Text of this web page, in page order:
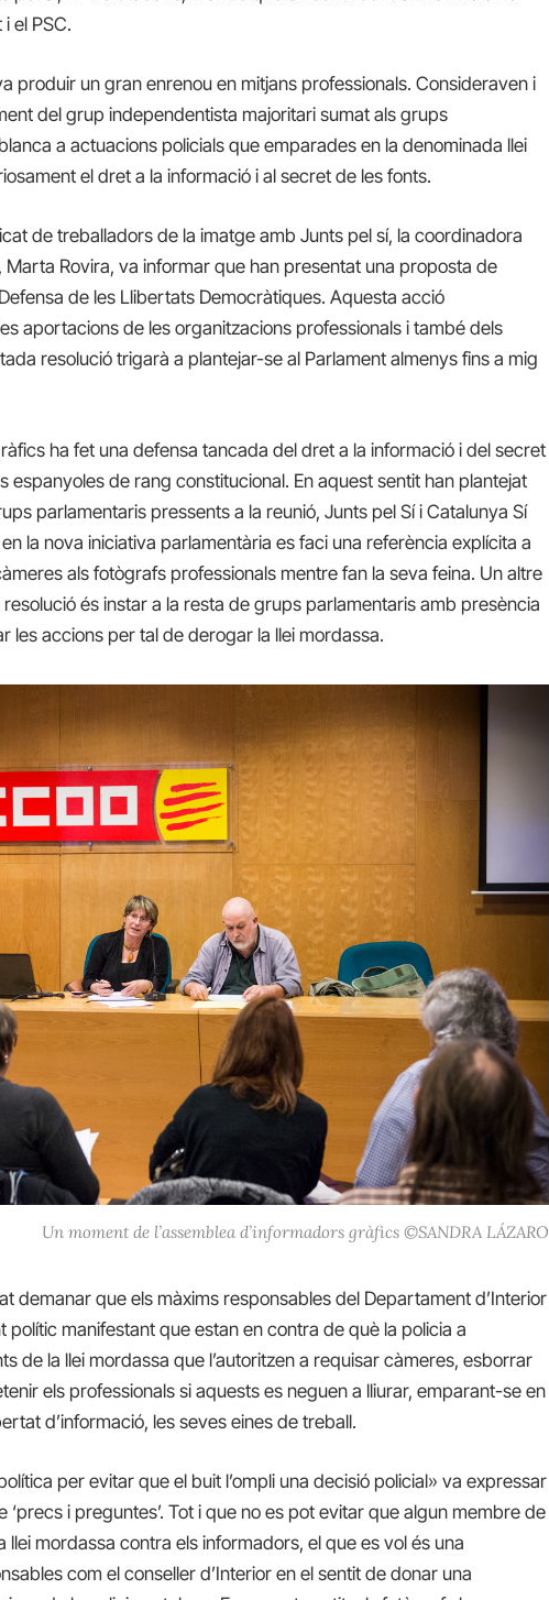
el PSC.
produir un gran enrenou en mitjans professionals. Consideraven i
del grup independentista majoritari sumat als grups
a actuacions policials que emparades en la denominada llei
el dret a la informació i al secret de les fonts.
de treballadors de la imatge amb Junts pel sí, la coordinadora
Marta Rovira, va informar que han presentat una proposta de
de les Llibertats Democràtiques. Aquesta acció
aportacions de les organitzacions professionals i també dels
resolució trigarà a plantejar-se al Parlament almenys fins a mig
ha fet una defensa tancada del dret a la informació i del secret
espanyoles de rang constitucional. En aquest sentit han plantejat
parlamentaris pressents a la reunió, Junts pel Sí i Catalunya Sí
la nova iniciativa parlamentària es faci una referència explícita a
als fotògrafs professionals mentre fan la seva feina. Un altre
és instar a la resta de grups parlamentaris amb presència
les accions per tal de derogar la llei mordassa.
Un moment de l’assemblea d’informadors gràfics ©SANDRA LÁZARO
demanar que els màxims responsables del Departament d’Interior
polític manifestant que estan en contra de què la policia a
de la llei mordassa que l’autoritzen a requisar càmeres, esborrar
els professionals si aquests es neguen a lliurar, emparant-se en
d’informació, les seves eines de treball.
per evitar que el buit l’ompli una decisió policial» va expressar
‘precs i preguntes’. Tot i que no es pot evitar que algun membre de
llei mordassa contra els informadors, el que es vol és una
com el conseller d’Interior en el sentit de donar una